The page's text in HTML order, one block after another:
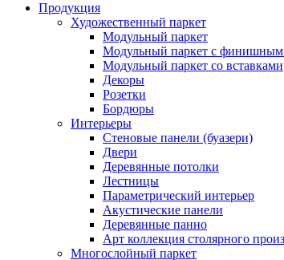
Продукция
Художественный паркет
Модульный паркет
Модульный паркет с
Модульный паркет со вставками
Декоры
Розетки
Бордюры
Интерьеры
Стеновые панели (буазери)
Двери
Деревянные потолки
Лестницы
Параметрический интерьер
Акустические панели
Деревянные панно
Арт коллекция столярного
Многослойный паркет